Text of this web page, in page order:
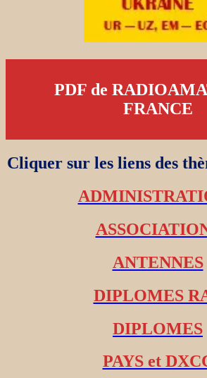
PDF de
FRANCE
Cliquer sur les liens des
ANTENNES
DIPLOMES
DIPLOMES
PAYS et